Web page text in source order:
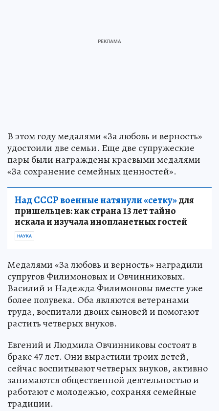
В этом году медалями «За любовь и верность»
удостоили две семьи. Еще две супружеские
пары были награждены краевыми медалями
«За сохранение семейных ценностей».
Над СССР военные натянули «сетку»для
пришельцев: как страна 13 лет тайно
искала и изучала инопланетных гостей
НАУКА
Медалями «За любовь и верность» наградили
супругов Филимоновых и Овчинниковых.
Василий и Надежда Филимоновы вместе уже
более полувека. Оба являются ветеранами
труда, воспитали двоих сыновей и помогают
растить четверых внуков.
Евгений и Людмила Овчинниковы состоят в
браке 47 лет. Они вырастили троих детей,
сейчас воспитывают четверых внуков, активно
занимаются общественной деятельностью и
работают с молодежью, сохраняя семейные
традиции.